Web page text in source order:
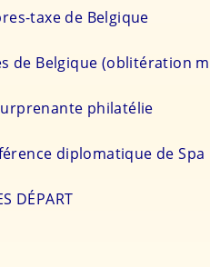
taxe de Belgique
de Belgique (oblitération
philatélie
diplomatique de Spa
DÉPART